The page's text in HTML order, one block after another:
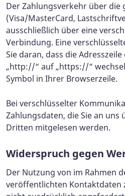
Der Zahlungsverkehr über die
(Visa/MasterCard,
ausschließlich über eine
Verbindung. Eine
Sie daran, dass die
„http://“ auf „https://“
Symbol in Ihrer Browserzeile.
Bei verschlüsselter
Zahlungsdaten, die Sie an
Dritten mitgelesen werden.
Widerspruch gegen
Der Nutzung von im Rahmen
veröffentlichten Kontaktdaten